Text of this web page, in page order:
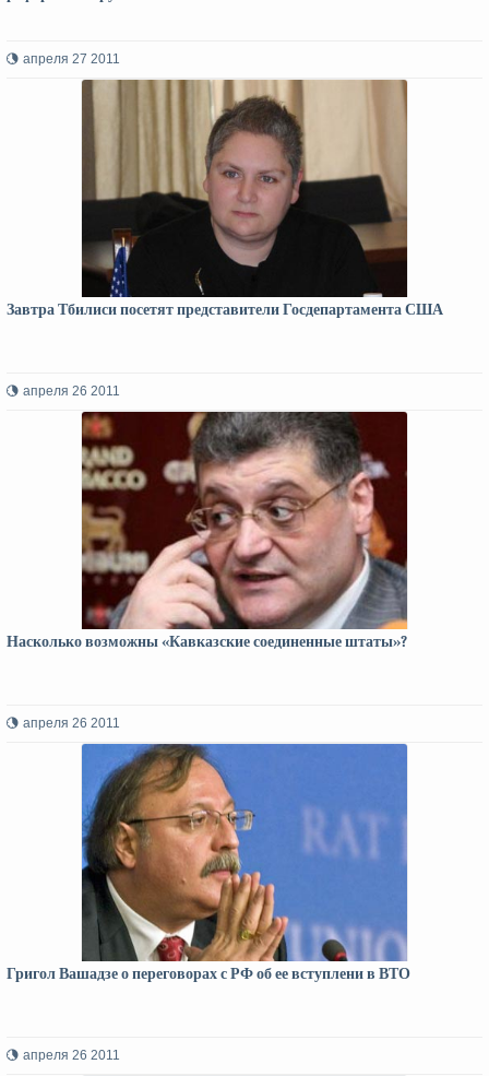
апреля 27 2011
Завтра Тбилиси посетят представители Госдепартамента США
апреля 26 2011
Насколько возможны «Кавказские соединенные штаты»?
апреля 26 2011
Григол Вашадзе о переговорах с РФ об ее вступлени в ВТО
апреля 26 2011